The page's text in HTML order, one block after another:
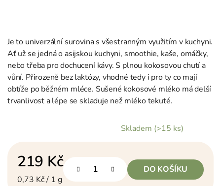
Je to univerzální surovina s všestranným využitím v kuchyni.
Ať už se jedná o asijskou kuchyni, smoothie, kaše, omáčky,
nebo třeba pro dochucení kávy. S plnou kokosovou chutí a
vůní. Přirozeně bez laktózy, vhodné tedy i pro ty co mají
obtíže po běžném mléce. Sušené kokosové mléko má delší
trvanlivost a lépe se skladuje než mléko tekuté.
Skladem (>15 ks)
219 Kč
Měrná cena:
0,73 Kč / 1 g
DO KOŠÍKU